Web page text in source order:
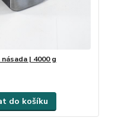
| 4000 g
do košíku